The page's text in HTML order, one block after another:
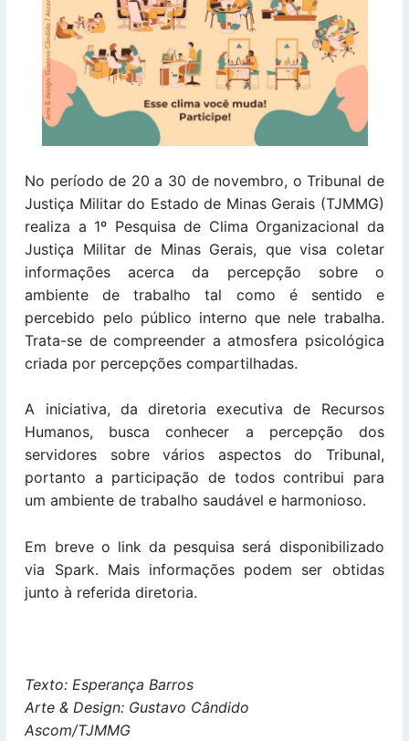
No período de 20 a 30 de novembro, o Tribunal de
Justiça Militar do Estado de Minas Gerais (TJMMG)
realiza a 1º Pesquisa de Clima Organizacional da
Justiça Militar de Minas Gerais, que visa coletar
informações acerca da percepção sobre o
ambiente de trabalho tal como é sentido e
percebido pelo público interno que nele trabalha.
Trata-se de compreender a atmosfera psicológica
criada por percepções compartilhadas.
A iniciativa, da diretoria executiva de Recursos
Humanos, busca conhecer a percepção dos
servidores sobre vários aspectos do Tribunal,
portanto a participação de todos contribui para
um ambiente de trabalho saudável e harmonioso.
Em breve o link da pesquisa será disponibilizado
via Spark. Mais informações podem ser obtidas
junto à referida diretoria.
Texto: Esperança Barros
Arte & Design: Gustavo Cândido
Ascom/TJMMG